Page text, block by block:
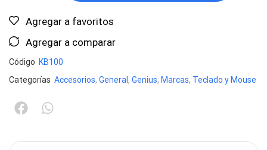
Agregar a favoritos
Agregar a comparar
Código KB100
Categorías Accesorios, General , Genius, Marcas, Teclado y Mouse